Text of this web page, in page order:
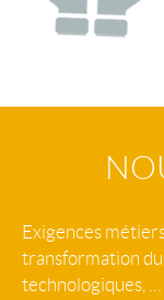
Exigences
transformation
technologiques, …